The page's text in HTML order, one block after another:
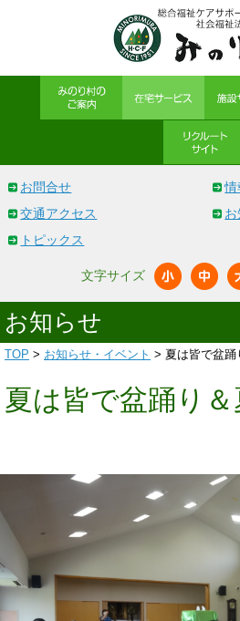
お問合せ
情
交通アクセス
トピックス
文字サイズ
お知らせ
TOP > お知らせ・イベント > 夏は皆で盆踊
夏は皆で盆踊り＆